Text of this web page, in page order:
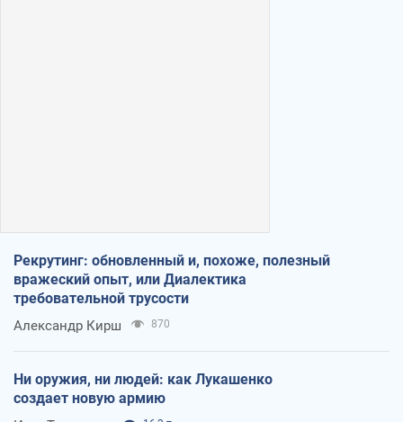
Рекрутинг: обновленный и, похоже, полезный
вражеский опыт, или Диалектика
требовательной трусости
Александр Кирш 870
Ни оружия, ни людей: как Лукашенко
создает новую армию